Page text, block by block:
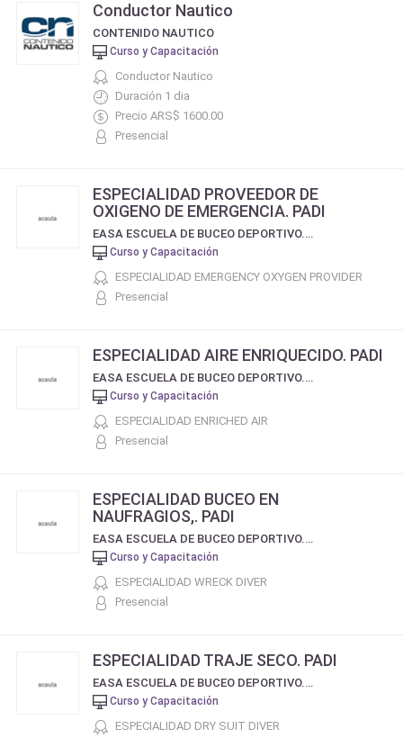
Conductor Nautico
CONTENIDO NAUTICO
Curso y Capacitación
Conductor Nautico
Duración 1 dia
Precio ARS$ 1600.00
Presencial
ESPECIALIDAD PROVEEDOR DE
OXIGENO DE EMERGENCIA. PADI
EASA ESCUELA DE BUCEO DEPORTIVO. CERTIFICACIÓN PADI
Curso y Capacitación
ESPECIALIDAD EMERGENCY OXYGEN PROVIDER
Presencial
ESPECIALIDAD AIRE ENRIQUECIDO. PADI
EASA ESCUELA DE BUCEO DEPORTIVO. CERTIFICACIÓN PADI
Curso y Capacitación
ESPECIALIDAD ENRICHED AIR
Presencial
ESPECIALIDAD BUCEO EN
NAUFRAGIOS,. PADI
EASA ESCUELA DE BUCEO DEPORTIVO. CERTIFICACIÓN PADI
Curso y Capacitación
ESPECIALIDAD WRECK DIVER
Presencial
ESPECIALIDAD TRAJE SECO. PADI
EASA ESCUELA DE BUCEO DEPORTIVO. CERTIFICACIÓN PADI
Curso y Capacitación
ESPECIALIDAD DRY SUIT DIVER